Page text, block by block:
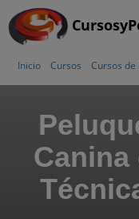
Inicio Cursos Cursos de